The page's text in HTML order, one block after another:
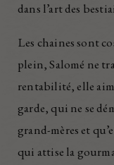
dans l’art des
Les chaines sont
plein, Salomé ne
rentabilité, elle
garde, qui ne se
grand-mères et
qui attise la